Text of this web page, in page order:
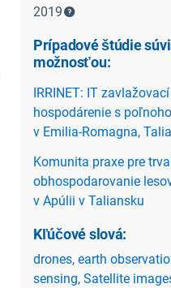
2019
Prípadové štúdie
možnosťou:
IRRINET: IT
hospodárenie s
v Emilia-Romagna,
Komunita praxe pre
obhospodarovanie
v Apúlii v Taliansku
Kľúčové slová:
drones, earth
sensing, Satellite